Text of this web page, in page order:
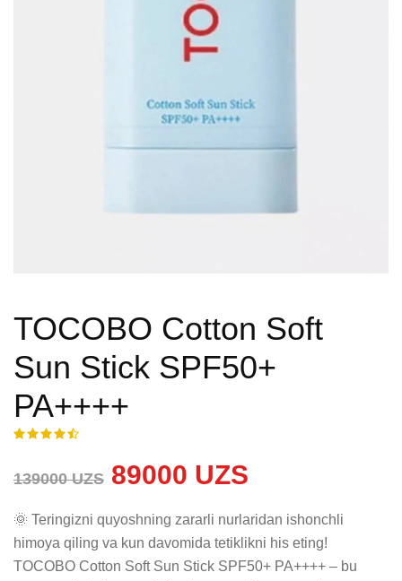
TOCOBO Cotton Soft
Sun Stick SPF50+
PA++++
139000 UZS 89000 UZS
🌞 Teringizni quyoshning zararli nurlaridan ishonchli
himoya qiling va kun davomida tetiklikni his eting!
TOCOBO Cotton Soft Sun Stick SPF50+ PA++++ – bu